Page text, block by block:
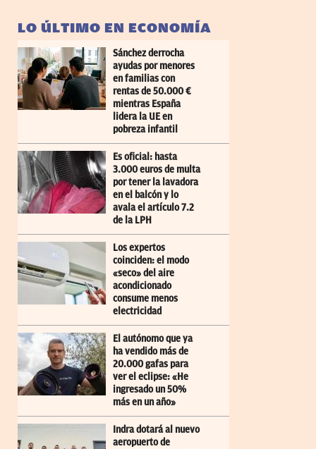
LO ÚLTIMO EN ECONOMÍA
Sánchez derrocha
ayudas por menores
en familias con
rentas de 50.000 €
mientras España
lidera la UE en
pobreza infantil
Es oficial: hasta
3.000 euros de multa
por tener la lavadora
en el balcón y lo
avala el artículo 7.2
de la LPH
Los expertos
coinciden: el modo
«seco» del aire
acondicionado
consume menos
electricidad
El autónomo que ya
ha vendido más de
20.000 gafas para
ver el eclipse: «He
ingresado un 50%
más en un año»
Indra dotará al nuevo
aeropuerto de